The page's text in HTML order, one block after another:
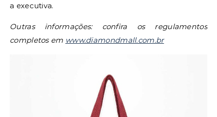
a executiva.
Outras informações: confira os regulamentos
completos em www.diamondmall.com.br